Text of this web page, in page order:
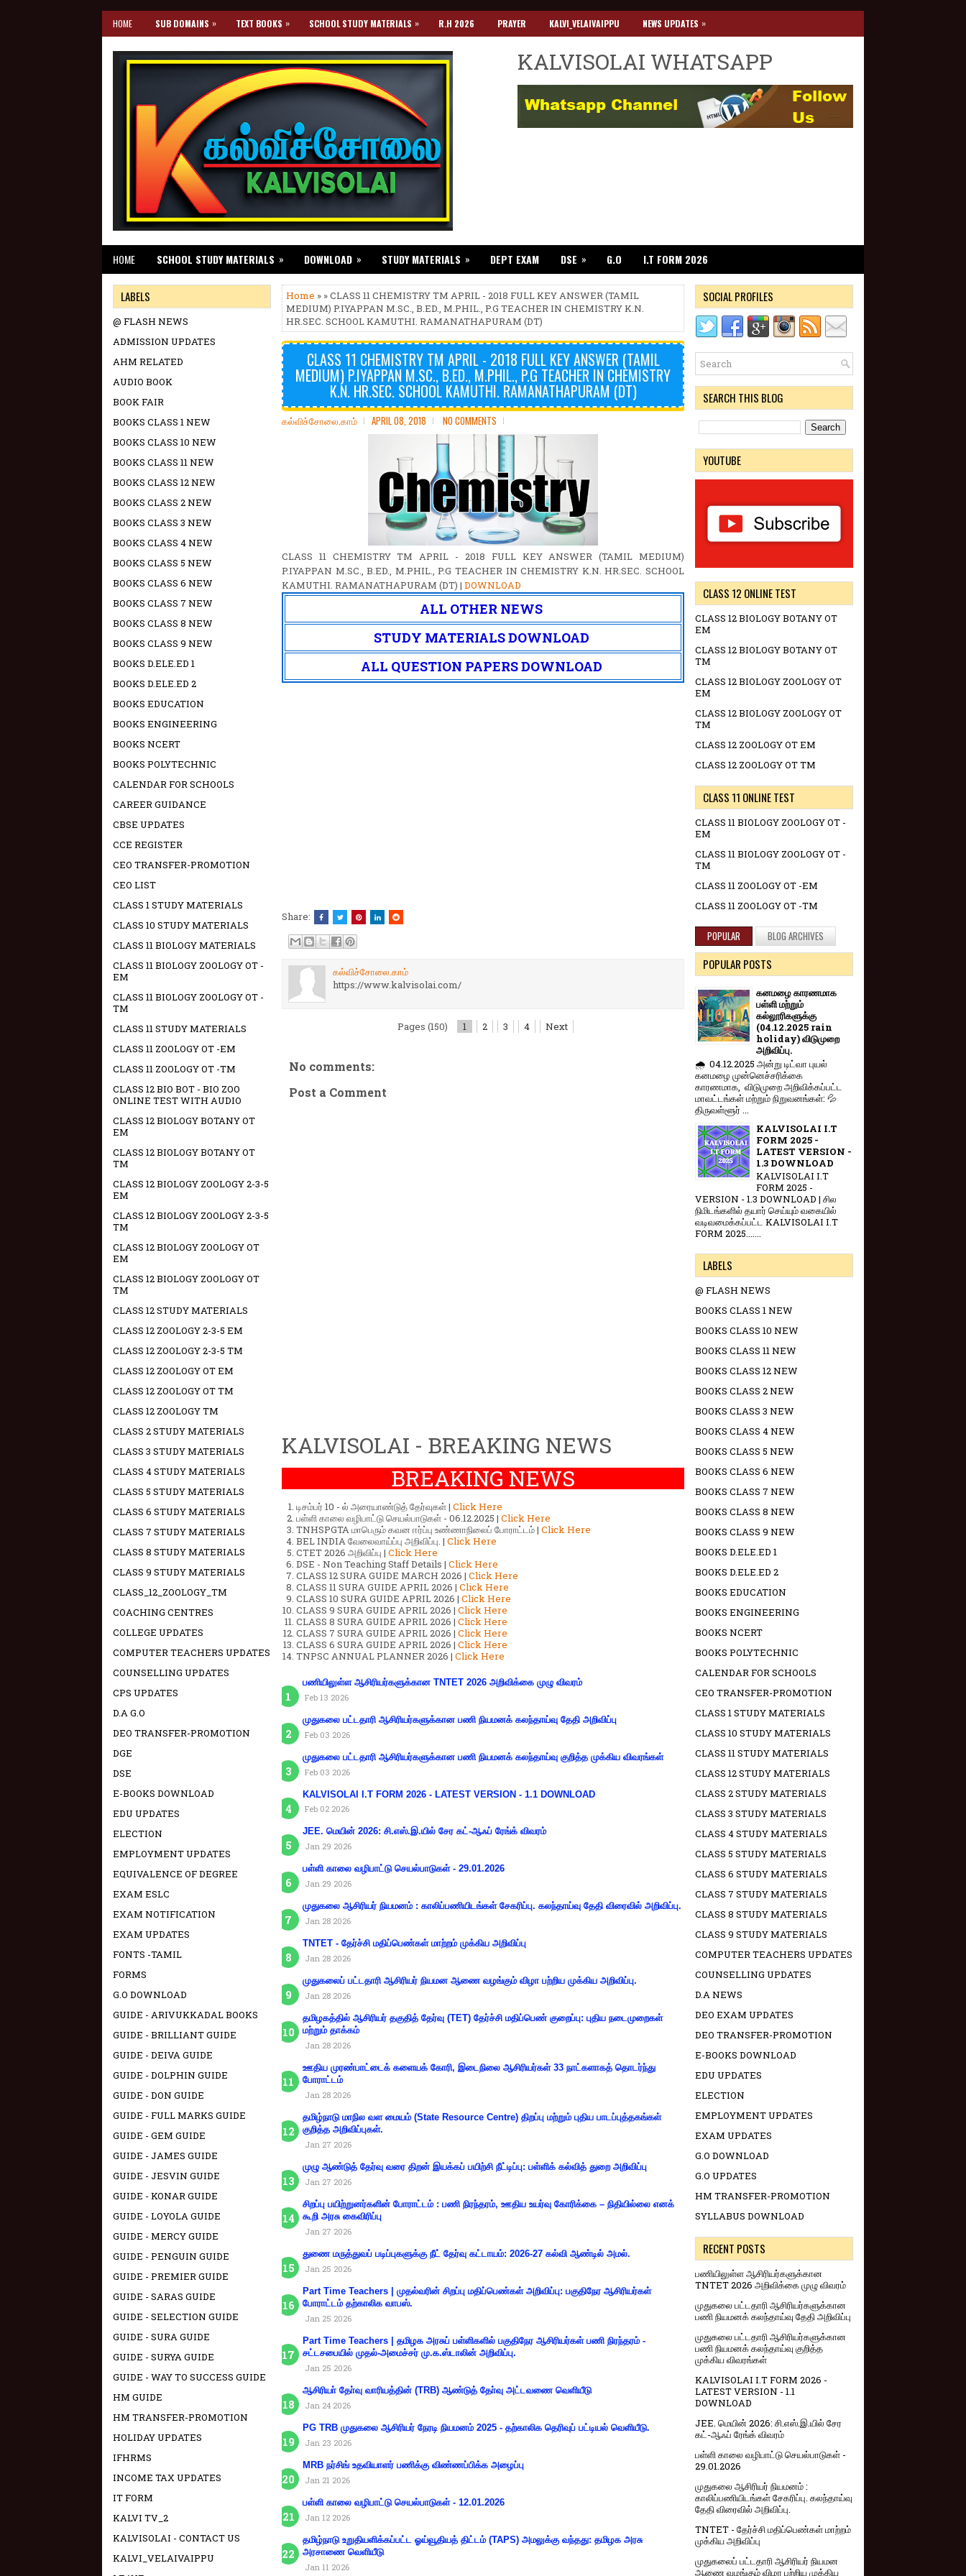
HOME SUB DOMAINS » TEXT BOOKS » SCHOOL STUDY MATERIALS » R.H 2026 PRAYER KALVI_VELAIVAIPPU NEWS UPDATES »
KALVISOLAI WHATSAPP
HOME SCHOOL STUDY MATERIALS » DOWNLOAD » STUDY MATERIALS » DEPT EXAM DSE » G.O I.T FORM 2026
Home » » CLASS 11 CHEMISTRY TM APRIL - 2018 FULL KEY ANSWER (TAMIL
MEDIUM) P.IYAPPAN M.SC., B.ED., M.PHIL., P.G TEACHER IN CHEMISTRY K.N.
HR.SEC. SCHOOL KAMUTHI. RAMANATHAPURAM (DT)
CLASS 11 CHEMISTRY TM APRIL - 2018 FULL KEY ANSWER (TAMIL
MEDIUM) P.IYAPPAN M.SC., B.ED., M.PHIL., P.G TEACHER IN CHEMISTRY
K.N. HR.SEC. SCHOOL KAMUTHI. RAMANATHAPURAM (DT)
கல்விச்சோலை.காம் APRIL 08, 2018 NO COMMENTS
CLASS 11 CHEMISTRY TM APRIL - 2018 FULL KEY ANSWER (TAMIL MEDIUM)
P.IYAPPAN M.SC., B.ED., M.PHIL., P.G TEACHER IN CHEMISTRY K.N. HR.SEC. SCHOOL
KAMUTHI. RAMANATHAPURAM (DT) | DOWNLOAD
ALL OTHER NEWS
STUDY MATERIALS DOWNLOAD
ALL QUESTION PAPERS DOWNLOAD
Share:
கல்விச்சோலை.காம்
https://www.kalvisolai.com/
Pages (150) 1 2 3 4 Next
No comments:
Post a Comment
KALVISOLAI - BREAKING NEWS
BREAKING NEWS
டிசம்பர் 10 - ல் அரையாண்டுத் தேர்வுகள் | Click Here
பள்ளி காலை வழிபாட்டு செயல்பாடுகள் - 06.12.2025 | Click Here
TNHSPGTA மாபெரும் கவன ஈர்ப்பு உண்ணாநிலைப் போராட்டம் | Click Here
BEL INDIA வேலைவாய்ப்பு அறிவிப்பு. | Click Here
CTET 2026 அறிவிப்பு | Click Here
DSE - Non Teaching Staff Details | Click Here
CLASS 12 SURA GUIDE MARCH 2026 | Click Here
CLASS 11 SURA GUIDE APRIL 2026 | Click Here
CLASS 10 SURA GUIDE APRIL 2026 | Click Here
CLASS 9 SURA GUIDE APRIL 2026 | Click Here
CLASS 8 SURA GUIDE APRIL 2026 | Click Here
CLASS 7 SURA GUIDE APRIL 2026 | Click Here
CLASS 6 SURA GUIDE APRIL 2026 | Click Here
TNPSC ANNUAL PLANNER 2026 | Click Here
பணியிலுள்ள ஆசிரியர்களுக்கான TNTET 2026 அறிவிக்கை முழு விவரம்
Feb 13 2026
முதுகலை பட்டதாரி ஆசிரியர்களுக்கான பணி நியமனக் கலந்தாய்வு தேதி அறிவிப்பு
Feb 03 2026
முதுகலை பட்டதாரி ஆசிரியர்களுக்கான பணி நியமனக் கலந்தாய்வு குறித்த முக்கிய விவரங்கள்
Feb 03 2026
KALVISOLAI I.T FORM 2026 - LATEST VERSION - 1.1 DOWNLOAD
Feb 02 2026
JEE. மெயின் 2026: சி.எஸ்.இ.யில் சேர கட்-ஆஃப் ரேங்க் விவரம்
Jan 29 2026
பள்ளி காலை வழிபாட்டு செயல்பாடுகள் - 29.01.2026
Jan 29 2026
முதுகலை ஆசிரியர் நியமனம் : காலிப்பணியிடங்கள் சேகரிப்பு. கலந்தாய்வு தேதி விரைவில் அறிவிப்பு.
Jan 28 2026
TNTET - தேர்ச்சி மதிப்பெண்கள் மாற்றம் முக்கிய அறிவிப்பு
Jan 28 2026
முதுகலைப் பட்டதாரி ஆசிரியர் நியமன ஆணை வழங்கும் விழா பற்றிய முக்கிய அறிவிப்பு.
Jan 28 2026
தமிழகத்தில் ஆசிரியர் தகுதித் தேர்வு (TET) தேர்ச்சி மதிப்பெண் குறைப்பு: புதிய நடைமுறைகள்
மற்றும் தாக்கம்
Jan 28 2026
ஊதிய முரண்பாட்டைக் களையக் கோரி, இடைநிலை ஆசிரியர்கள் 33 நாட்களாகத் தொடர்ந்து
போராட்டம்
Jan 28 2026
தமிழ்நாடு மாநில வள மையம் (State Resource Centre) திறப்பு மற்றும் புதிய பாடப்புத்தகங்கள்
குறித்த அறிவிப்புகள்.
Jan 27 2026
முழு ஆண்டுத் தேர்வு வரை திறன் இயக்கப் பயிற்சி நீட்டிப்பு: பள்ளிக் கல்வித் துறை அறிவிப்பு
Jan 27 2026
சிறப்பு பயிற்றுனர்களின் போராட்டம் : பணி நிரந்தரம், ஊதிய உயர்வு கோரிக்கை – நிதியில்லை எனக்
கூறி அரசு கைவிரிப்பு
Jan 27 2026
துணை மருத்துவப் படிப்புகளுக்கு நீட் தேர்வு கட்டாயம்: 2026-27 கல்வி ஆண்டில் அமல்.
Jan 25 2026
Part Time Teachers | முதல்வரின் சிறப்பு மதிப்பெண்கள் அறிவிப்பு: பகுதிநேர ஆசிரியர்கள்
போராட்டம் தற்காலிக வாபஸ்.
Jan 25 2026
Part Time Teachers | தமிழக அரசுப் பள்ளிகளில் பகுதிநேர ஆசிரியர்கள் பணி நிரந்தரம் -
சட்டசபையில் முதல்-அமைச்சர் மு.க.ஸ்டாலின் அறிவிப்பு.
Jan 25 2026
ஆசிரியா் தோ்வு வாரியத்தின் (TRB) ஆண்டுத் தோ்வு அட்டவணை வெளியீடு
Jan 24 2026
PG TRB முதுகலை ஆசிரியர் நேரடி நியமனம் 2025 - தற்காலிக தெரிவுப் பட்டியல் வெளியீடு.
Jan 23 2026
MRB நர்சிங் உதவியாளர் பணிக்கு விண்ணப்பிக்க அழைப்பு
Jan 21 2026
பள்ளி காலை வழிபாட்டு செயல்பாடுகள் - 12.01.2026
Jan 12 2026
தமிழ்நாடு உறுதியளிக்கப்பட்ட ஓய்வூதியத் திட்டம் (TAPS) அமலுக்கு வந்தது: தமிழக அரசு
அரசாணை வெளியீடு
Jan 11 2026
LABELS
@ FLASH NEWS
ADMISSION UPDATES
AHM RELATED
AUDIO BOOK
BOOK FAIR
BOOKS CLASS 1 NEW
BOOKS CLASS 10 NEW
BOOKS CLASS 11 NEW
BOOKS CLASS 12 NEW
BOOKS CLASS 2 NEW
BOOKS CLASS 3 NEW
BOOKS CLASS 4 NEW
BOOKS CLASS 5 NEW
BOOKS CLASS 6 NEW
BOOKS CLASS 7 NEW
BOOKS CLASS 8 NEW
BOOKS CLASS 9 NEW
BOOKS D.ELE.ED 1
BOOKS D.ELE.ED 2
BOOKS EDUCATION
BOOKS ENGINEERING
BOOKS NCERT
BOOKS POLYTECHNIC
CALENDAR FOR SCHOOLS
CAREER GUIDANCE
CBSE UPDATES
CCE REGISTER
CEO TRANSFER-PROMOTION
CEO LIST
CLASS 1 STUDY MATERIALS
CLASS 10 STUDY MATERIALS
CLASS 11 BIOLOGY MATERIALS
CLASS 11 BIOLOGY ZOOLOGY OT -
EM
CLASS 11 BIOLOGY ZOOLOGY OT -
TM
CLASS 11 STUDY MATERIALS
CLASS 11 ZOOLOGY OT -EM
CLASS 11 ZOOLOGY OT -TM
CLASS 12 BIO BOT - BIO ZOO
ONLINE TEST WITH AUDIO
CLASS 12 BIOLOGY BOTANY OT
EM
CLASS 12 BIOLOGY BOTANY OT
TM
CLASS 12 BIOLOGY ZOOLOGY 2-3-5
EM
CLASS 12 BIOLOGY ZOOLOGY 2-3-5
TM
CLASS 12 BIOLOGY ZOOLOGY OT
EM
CLASS 12 BIOLOGY ZOOLOGY OT
TM
CLASS 12 STUDY MATERIALS
CLASS 12 ZOOLOGY 2-3-5 EM
CLASS 12 ZOOLOGY 2-3-5 TM
CLASS 12 ZOOLOGY OT EM
CLASS 12 ZOOLOGY OT TM
CLASS 12 ZOOLOGY TM
CLASS 2 STUDY MATERIALS
CLASS 3 STUDY MATERIALS
CLASS 4 STUDY MATERIALS
CLASS 5 STUDY MATERIALS
CLASS 6 STUDY MATERIALS
CLASS 7 STUDY MATERIALS
CLASS 8 STUDY MATERIALS
CLASS 9 STUDY MATERIALS
CLASS_12_ZOOLOGY_TM
COACHING CENTRES
COLLEGE UPDATES
COMPUTER TEACHERS UPDATES
COUNSELLING UPDATES
CPS UPDATES
D.A G.O
DEO TRANSFER-PROMOTION
DGE
DSE
E-BOOKS DOWNLOAD
EDU UPDATES
ELECTION
EMPLOYMENT UPDATES
EQUIVALENCE OF DEGREE
EXAM ESLC
EXAM NOTIFICATION
EXAM UPDATES
FONTS -TAMIL
FORMS
G.O DOWNLOAD
GUIDE - ARIVUKKADAL BOOKS
GUIDE - BRILLIANT GUIDE
GUIDE - DEIVA GUIDE
GUIDE - DOLPHIN GUIDE
GUIDE - DON GUIDE
GUIDE - FULL MARKS GUIDE
GUIDE - GEM GUIDE
GUIDE - JAMES GUIDE
GUIDE - JESVIN GUIDE
GUIDE - KONAR GUIDE
GUIDE - LOYOLA GUIDE
GUIDE - MERCY GUIDE
GUIDE - PENGUIN GUIDE
GUIDE - PREMIER GUIDE
GUIDE - SARAS GUIDE
GUIDE - SELECTION GUIDE
GUIDE - SURA GUIDE
GUIDE - SURYA GUIDE
GUIDE - WAY TO SUCCESS GUIDE
HM GUIDE
HM TRANSFER-PROMOTION
HOLIDAY UPDATES
IFHRMS
INCOME TAX UPDATES
IT FORM
KALVI TV_2
KALVISOLAI - CONTACT US
KALVI_VELAIVAIPPU
SOCIAL PROFILES
SEARCH THIS BLOG
YOUTUBE
CLASS 12 ONLINE TEST
CLASS 12 BIOLOGY BOTANY OT
EM
CLASS 12 BIOLOGY BOTANY OT
TM
CLASS 12 BIOLOGY ZOOLOGY OT
EM
CLASS 12 BIOLOGY ZOOLOGY OT
TM
CLASS 12 ZOOLOGY OT EM
CLASS 12 ZOOLOGY OT TM
CLASS 11 ONLINE TEST
CLASS 11 BIOLOGY ZOOLOGY OT -
EM
CLASS 11 BIOLOGY ZOOLOGY OT -
TM
CLASS 11 ZOOLOGY OT -EM
CLASS 11 ZOOLOGY OT -TM
POPULAR BLOG ARCHIVES
POPULAR POSTS
கனமழை காரணமாக
பள்ளி மற்றும்
கல்லூரிகளுக்கு
(04.12.2025 rain
holiday) விடுமுறை
அறிவிப்பு.
🌧️ 04.12.2025 அன்று டிட்வா புயல்
கனமழை முன்னெச்சரிக்கை
காரணமாக, விடுமுறை அறிவிக்கப்பட்ட
மாவட்டங்கள் மற்றும் நிறுவனங்கள்: 💦
திருவள்ளூர் ...
KALVISOLAI I.T
FORM 2025 -
LATEST VERSION -
1.3 DOWNLOAD
KALVISOLAI I.T
FORM 2025 -
VERSION - 1.3 DOWNLOAD | சில
நிமிடங்களில் தயார் செய்யும் வகையில்
வடிவமைக்கப்பட்ட KALVISOLAI I.T
FORM 2025.......
LABELS
@ FLASH NEWS
BOOKS CLASS 1 NEW
BOOKS CLASS 10 NEW
BOOKS CLASS 11 NEW
BOOKS CLASS 12 NEW
BOOKS CLASS 2 NEW
BOOKS CLASS 3 NEW
BOOKS CLASS 4 NEW
BOOKS CLASS 5 NEW
BOOKS CLASS 6 NEW
BOOKS CLASS 7 NEW
BOOKS CLASS 8 NEW
BOOKS CLASS 9 NEW
BOOKS D.ELE.ED 1
BOOKS D.ELE.ED 2
BOOKS EDUCATION
BOOKS ENGINEERING
BOOKS NCERT
BOOKS POLYTECHNIC
CALENDAR FOR SCHOOLS
CEO TRANSFER-PROMOTION
CLASS 1 STUDY MATERIALS
CLASS 10 STUDY MATERIALS
CLASS 11 STUDY MATERIALS
CLASS 12 STUDY MATERIALS
CLASS 2 STUDY MATERIALS
CLASS 3 STUDY MATERIALS
CLASS 4 STUDY MATERIALS
CLASS 5 STUDY MATERIALS
CLASS 6 STUDY MATERIALS
CLASS 7 STUDY MATERIALS
CLASS 8 STUDY MATERIALS
CLASS 9 STUDY MATERIALS
COMPUTER TEACHERS UPDATES
COUNSELLING UPDATES
D.A NEWS
DEO EXAM UPDATES
DEO TRANSFER-PROMOTION
E-BOOKS DOWNLOAD
EDU UPDATES
ELECTION
EMPLOYMENT UPDATES
EXAM UPDATES
G.O DOWNLOAD
G.O UPDATES
HM TRANSFER-PROMOTION
SYLLABUS DOWNLOAD
RECENT POSTS
பணியிலுள்ள ஆசிரியர்களுக்கான
TNTET 2026 அறிவிக்கை முழு விவரம்
முதுகலை பட்டதாரி ஆசிரியர்களுக்கான
பணி நியமனக் கலந்தாய்வு தேதி அறிவிப்பு
முதுகலை பட்டதாரி ஆசிரியர்களுக்கான
பணி நியமனக் கலந்தாய்வு குறித்த
முக்கிய விவரங்கள்
KALVISOLAI I.T FORM 2026 -
LATEST VERSION - 1.1
DOWNLOAD
JEE. மெயின் 2026: சி.எஸ்.இ.யில் சேர
கட்-ஆஃப் ரேங்க் விவரம்
பள்ளி காலை வழிபாட்டு செயல்பாடுகள் -
29.01.2026
முதுகலை ஆசிரியர் நியமனம் :
காலிப்பணியிடங்கள் சேகரிப்பு. கலந்தாய்வு
தேதி விரைவில் அறிவிப்பு.
TNTET - தேர்ச்சி மதிப்பெண்கள் மாற்றம்
முக்கிய அறிவிப்பு
முதுகலைப் பட்டதாரி ஆசிரியர் நியமன
ஆணை வழங்கும் விழா பற்றிய முக்கிய